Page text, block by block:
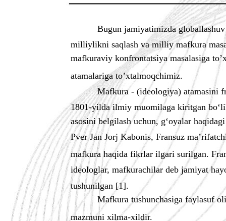
Bugun jamiyatimizda
milliylikni saqlash va milliy mafkura
mafkuraviy konfrontatsiya masalasiga
atamalariga to’xtalmoqchimiz.
Mafkura - (ideologiya) atamasini
1801-yilda ilmiy muomilaga kiritgan
asosini belgilash uchun, g‘oyalar
Pver Jan Jorj Kabonis, Fransuz
mafkura haqida fikrlar ilgari surilgan.
ideologlar, mafkurachilar deb jamiyat
tushunilgan [1].
Mafkura tushunchasiga faylasuf
mazmuni xilma-xildir.